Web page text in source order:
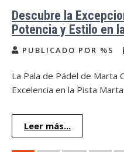
Descubre la
Potencia y Estilo en
PUBLICADO POR %S
La Pala de Pádel de Marta
Excelencia en la Pista
Leer más...